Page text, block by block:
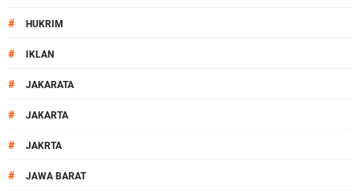
# HUKRIM
# IKLAN
# JAKARATA
# JAKARTA
# JAKRTA
# JAWA BARAT